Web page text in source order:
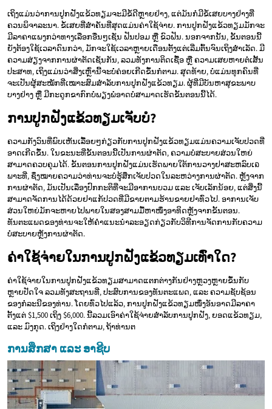
ເຖິງແມ່ນວ່າການປູກຝັງແຂ້ວທຽມຈະມີຂໍ້ດີຫຼາຍຢ່າງ, ແຕ່ມັນກໍ່ມີຂໍ້ເສຍບາງຢ່າງທີ່
ຄວນພິຈາລະນາ. ຂໍ້ເສຍທີ່ສຳຄັນທີ່ສຸດແມ່ນຄ່າໃຊ້ຈ່າຍ. ການປູກຝັງແຂ້ວທຽມມັກຈະ
ມີລາຄາແພງກວ່າທາງເລືອກອື່ນໆເຊັ່ນ ຟັນປອມ ຫຼື ຂົວຟັນ. ນອກຈາກນັ້ນ, ຂັ້ນຕອນນີ້
ຍັງຕ້ອງໃຊ້ເວລາດົນກວ່າ, ມັກຈະໃຊ້ເວລາຫຼາຍເດືອນຕັ້ງແຕ່ເລີ່ມຕົ້ນຈົນເຖິງສຳເລັດ. ມີ
ຄວາມສ່ຽງຈາກການຜ່າຕັດເຊັ່ນກັນ, ລວມທັງການຕິດເຊື້ອ ຫຼື ຄວາມເສຍຫາຍຕໍ່ເສັ້ນ
ປະສາທ, ເຖິງແມ່ນວ່າສິ່ງເຫຼົ່ານີ້ຈະບໍ່ຄ່ອຍເກີດຂຶ້ນກໍຕາມ. ສຸດທ້າຍ, ບໍ່ແມ່ນທຸກຄົນທີ່
ຈະເປັນຜູ້ສະໝັກທີ່ເໝາະສົມສຳລັບການປູກຝັງແຂ້ວທຽມ. ຜູ້ທີ່ມີບັນຫາສຸຂະພາບ
ບາງຢ່າງ ຫຼື ມີກະດູກຂາກົກບໍ່ພຽງພໍອາດບໍ່ສາມາດເຮັດຂັ້ນຕອນນີ້ໄດ້.
ການປູກຝັງແຂ້ວທຽມເຈັບບໍ?
ຄວາມກັງວົນທີ່ພົບເຫັນເລື້ອຍໆກ່ຽວກັບການປູກຝັງແຂ້ວທຽມແມ່ນຄວາມເຈັບປວດທີ່
ອາດເກີດຂຶ້ນ. ໃນຂະນະທີ່ຂັ້ນຕອນນີ້ເປັນການຜ່າຕັດ, ຄວາມບໍ່ສະບາຍສ່ວນໃຫຍ່
ສາມາດຄວບຄຸມໄດ້. ຂັ້ນຕອນການປູກຝັງແມ່ນເຮັດພາຍໃຕ້ການວາງຢາສະຫລົບເຉ
ພາະທີ່, ຊຶ່ງໝາຍຄວາມວ່າທ່ານຈະບໍ່ຮູ້ສຶກເຈັບປວດໃນລະຫວ່າງການຜ່າຕັດ. ຫຼັງຈາກ
ການຜ່າຕັດ, ມັນເປັນເລື່ອງປົກກະຕິທີ່ຈະມີອາການບວມ ແລະ ເຈັບເລັກນ້ອຍ, ແຕ່ສິ່ງນີ້
ສາມາດຈັດການໄດ້ດ້ວຍຢາແກ້ປວດທີ່ມີຂາຍຕາມຮ້ານຂາຍຢາທົ່ວໄປ. ອາການເຈັບ
ສ່ວນໃຫຍ່ມັກຈະຫາຍໄປພາຍໃນສອງສາມມື້ຫາໜຶ່ງອາທິດຫຼັງຈາກຂັ້ນຕອນ.
ທັນຕະແພດຂອງທ່ານຈະໃຫ້ຄຳແນະນຳລະອຽດກ່ຽວກັບວິທີການຈັດການກັບຄວາມ
ບໍ່ສະບາຍຫຼັງການຜ່າຕັດ.
ຄ່າໃຊ້ຈ່າຍໃນການປູກຝັງແຂ້ວທຽມເທົ່າໃດ?
ຄ່າໃຊ້ຈ່າຍໃນການປູກຝັງແຂ້ວທຽມສາມາດແຕກຕ່າງກັນຢ່າງຫຼວງຫຼາຍຂຶ້ນກັບ
ຫຼາຍປັດໃຈ ລວມທັງສະຖານທີ່, ປະສົບການຂອງທັນຕະແພດ, ແລະ ຄວາມຊັບຊ້ອນ
ຂອງກໍລະນີຂອງທ່ານ. ໂດຍທົ່ວໄປແລ້ວ, ການປູກຝັງແຂ້ວທຽມໜຶ່ງອັນອາດມີລາຄາ
ຕັ້ງແຕ່ $1,500 ເຖິງ $6,000. ນີ້ລວມເອົາຄ່າໃຊ້ຈ່າຍສຳລັບການປູກຝັງ, ຍອດແຂ້ວທຽມ,
ແລະ ມົງກຸດ. ເຖິງຢ່າງໃດກໍຕາມ, ຖ້າທ່ານຕ
ການສຶກສາ ແລະ ອາຊີບ